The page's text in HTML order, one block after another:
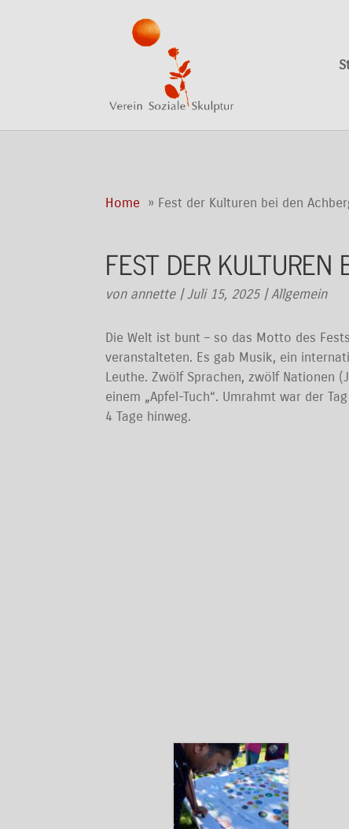
Home Fest der Kulturen bei den
FEST DER KULTUREN
von annette|Juli 15, 2025|Allgemein
Die Welt ist bunt – so das Motto des
veranstalteten. Es gab Musik, ein
Leuthe. Zwölf Sprachen, zwölf Nationen
einem „Apfel-Tuch“. Umrahmt war der
4 Tage hinweg.